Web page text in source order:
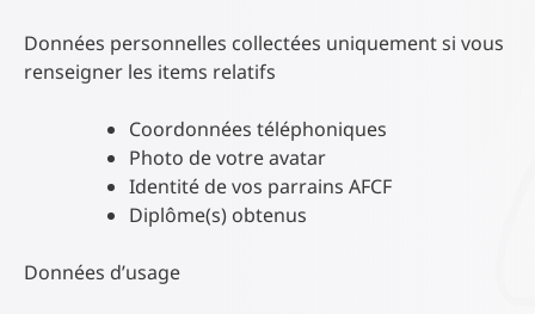
Données personnelles collectées uniquement si vous
renseigner les items relatifs
Coordonnées téléphoniques
Photo de votre avatar
Identité de vos parrains AFCF
Diplôme(s) obtenus
Données d’usage